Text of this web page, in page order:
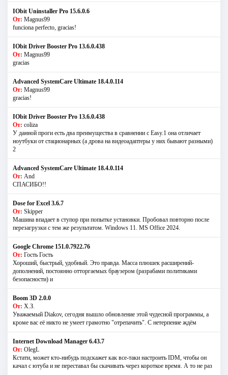
IObit Uninstaller Pro 15.6.0.6
От: Magnus99
funciona perfecto, gracias!
IObit Driver Booster Pro 13.6.0.438
От: Magnus99
gracias
Advanced SystemCare Ultimate 18.4.0.114
От: Magnus99
gracias!
IObit Driver Booster Pro 13.6.0.438
От: coliza
У данной проги есть два преимущества в сравнении с Easy.1 она отличает
ноутбуки от стационарных (а дрова на видеоадаптеры у них бывают разными)
2
Advanced SystemCare Ultimate 18.4.0.114
От: And
СПАСИБО!!
Dose for Excel 3.6.7
От: Skipper
Машина впадает в ступор при попытке установки. Пробовал повторно после
перезагрузки с тем же результатом. Windows 11. MS Offiсe 2024.
Google Chrome 151.0.7922.76
От: Гость Гость
Хороший, быстрый, удобный. Это правда. Масса плюшек расширений-
дополнений, постоянно отторгаемых браузером (разрабами политиками
безопасности) и
Boom 3D 2.0.0
От: Х.З.
Уважаемый Diakov, сегодня вышло обновление этой чудесной программы, а
кроме вас её никто не умеет грамотно "отрепачить". С нетерпение ждём
Internet Download Manager 6.43.7
От: OlegL
Кстати, может кто-нибудь подскажет как все-таки настроить IDM, чтобы он
качал с ютуба и не переставал бы скачивать через короткое время. А то не раз